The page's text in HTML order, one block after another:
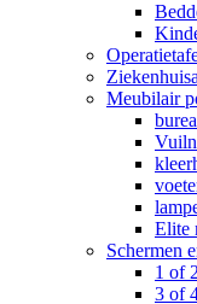
Meubilair
Elite
Schermen
1 of
3 of